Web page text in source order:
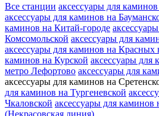
Все станции аксессуары для
аксессуары для каминов на
каминов на Китай-городе
Комсомольской аксессуары для
аксессуары для каминов на Красных
каминов на Курской аксессуары для
метро Лефортово аксессуары для
аксессуары для каминов на
для каминов на Тургеневской
Чкаловской аксессуары для каминов
(Некрасовская линия)